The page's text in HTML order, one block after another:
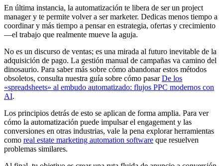
En última instancia, la automatización te libera de ser un project
manager y te permite volver a ser marketer. Dedicas menos tiempo a
coordinar y más tiempo a pensar en estrategia, ofertas y crecimiento
—el trabajo que realmente mueve la aguja.
No es un discurso de ventas; es una mirada al futuro inevitable de la
adquisición de pago. La gestión manual de campañas va camino del
dinosaurio. Para saber más sobre cómo abandonar estos métodos
obsoletos, consulta nuestra guía sobre cómo pasarDe los
«spreadsheets» al embudo automatizado: flujos PPC modernos con
AI.
Los principios detrás de esto se aplican de forma amplia. Para ver
cómo la automatización puede impulsar el engagement y las
conversiones en otras industrias, vale la pena explorar herramientas
como real estate marketing automation software que resuelven
problemas similares.